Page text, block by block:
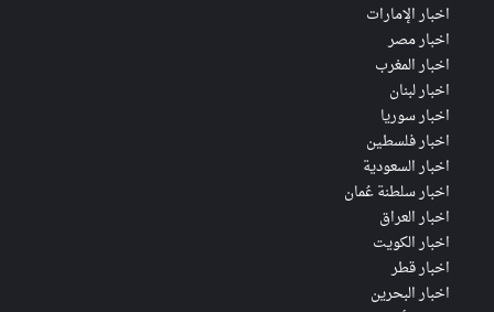
اخبار الإمارات
اخبار مصر
اخبار المغرب
اخبار لبنان
اخبار سوريا
اخبار فلسطين
اخبار السعودية
اخبار سلطنة عُمان
اخبار العراق
اخبار الكويت
اخبار قطر
اخبار البحرين